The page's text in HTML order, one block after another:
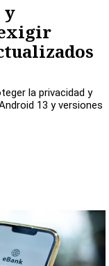
y
la privacidad y
13 y versiones